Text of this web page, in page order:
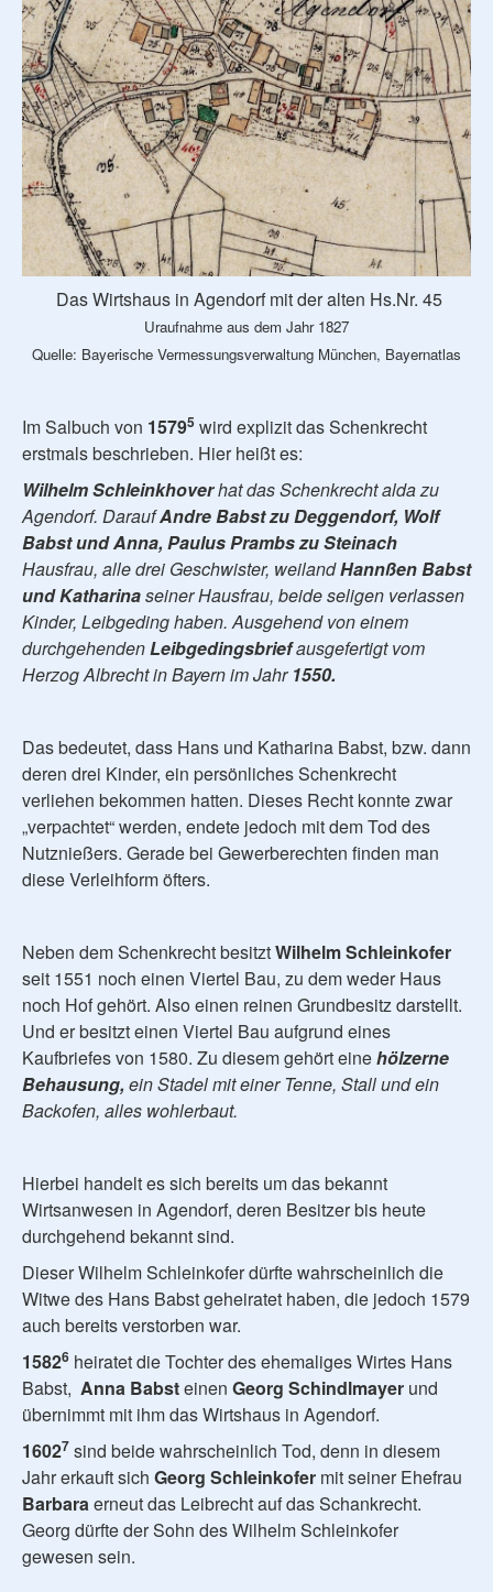
Das Wirtshaus in Agendorf mit der alten Hs.Nr. 45
Uraufnahme aus dem Jahr 1827
Quelle: Bayerische Vermessungsverwaltung München, Bayernatlas
Im Salbuch von 15795 wird explizit das Schenkrecht
erstmals beschrieben. Hier heißt es:
Wilhelm Schleinkhoverhat das Schenkrecht alda zu
Agendorf. DaraufAndre Babst zu Deggendorf, Wolf
Babst und Anna, Paulus Prambs zu Steinach
Hausfrau, alle drei Geschwister, weilandHannßen Babst
und Katharinaseiner Hausfrau, beide seligen verlassen
Kinder, Leibgeding haben. Ausgehend von einem
durchgehendenLeibgedingsbriefausgefertigt vom
Herzog Albrecht in Bayern im Jahr 1550.
Das bedeutet, dass Hans und Katharina Babst, bzw. dann
deren drei Kinder, ein persönliches Schenkrecht
verliehen bekommen hatten. Dieses Recht konnte zwar
„verpachtet“ werden, endete jedoch mit dem Tod des
Nutznießers. Gerade bei Gewerberechten finden man
diese Verleihform öfters.
Neben dem Schenkrecht besitztWilhelm Schleinkofer
seit 1551 noch einen Viertel Bau, zu dem weder Haus
noch Hof gehört. Also einen reinen Grundbesitz darstellt.
Und er besitzt einen Viertel Bau aufgrund eines
Kaufbriefes von 1580. Zu diesem gehört einehölzerne
Behausung, ein Stadel mit einer Tenne, Stall und ein
Backofen, alles wohlerbaut.
Hierbei handelt es sich bereits um das bekannt
Wirtsanwesen in Agendorf, deren Besitzer bis heute
durchgehend bekannt sind.
Dieser Wilhelm Schleinkofer dürfte wahrscheinlich die
Witwe des Hans Babst geheiratet haben, die jedoch 1579
auch bereits verstorben war.
15826 heiratet die Tochter des ehemaliges Wirtes Hans
Babst, Anna Babsteinen Georg Schindlmayer und
übernimmt mit ihm das Wirtshaus in Agendorf.
16027 sind beide wahrscheinlich Tod, denn in diesem
Jahr erkauft sich Georg Schleinkofer mit seiner Ehefrau
Barbaraerneut das Leibrecht auf das Schankrecht.
Georg dürfte der Sohn des Wilhelm Schleinkofer
gewesen sein.